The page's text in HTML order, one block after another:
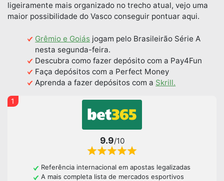
ligeiramente mais organizado no trecho atual, vejo uma
maior possibilidade do Vasco conseguir pontuar aqui.
Grêmio e Goiás jogam pelo Brasileirão Série A
nesta segunda-feira.
Descubra como fazer depósito com a Pay4Fun
Faça depósitos com a Perfect Money
Aprenda a fazer depósitos com a Skrill.
1
9.9/10
Referência internacional em apostas legalizadas
A mais completa lista de mercados esportivos